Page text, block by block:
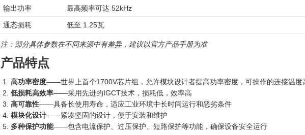
输出功率 最高频率可达 52kHz
通态损耗 低至 1.25瓦
注：部分具体参数在不同来源中有差异，建议以官方产品手册为准
产品特点
高功率密度——世界上首个1700V芯片组，允许模块设计者提高功率密度，可操作的连接温度
低损耗高效率——采用先进的IGCT技术，损耗低，效率高
高可靠性——具备长使用寿命，适应工业环境中长时间运行和恶劣条件
模块化设计——紧凑坚固的设计，便于安装和维护
多种保护功能——包含电流保护、过压保护、短路保护等功能，确保设备安全运行